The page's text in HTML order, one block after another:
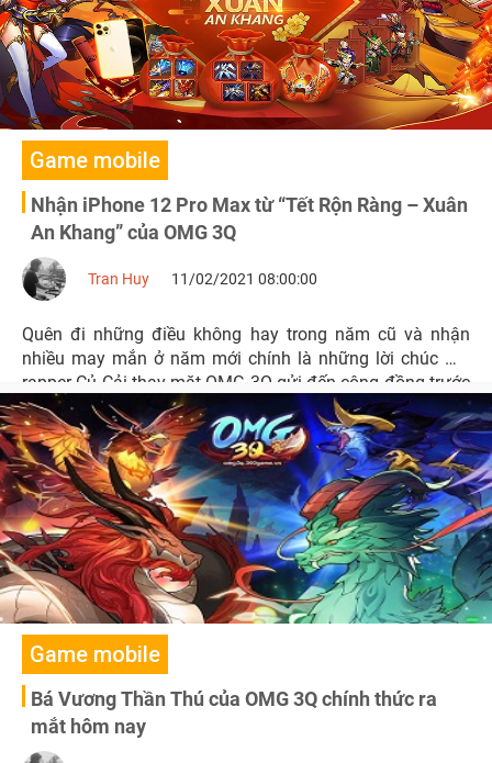
Game mobile
Nhận iPhone 12 Pro Max từ “Tết Rộn Ràng – Xuân
An Khang” của OMG 3Q
Tran Huy 11/02/2021 08:00:00
Quên đi những điều không hay trong năm cũ và nhận
nhiều may mắn ở năm mới chính là những lời chúc mà
rapper Củ Cải thay mặt OMG 3Q gửi đến cộng đồng trước
thềm xuân Tân Sửu 2021.
Game mobile
Bá Vương Thần Thú của OMG 3Q chính thức ra
mắt hôm nay